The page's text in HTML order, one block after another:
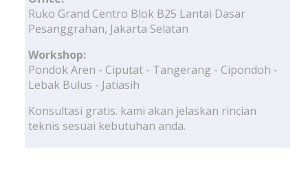
Ruko Grand Centro Blok B25 Lantai Dasar
Pesanggrahan, Jakarta Selatan
Workshop:
Pondok Aren - Ciputat - Tangerang - Cipondoh -
Lebak Bulus - Jatiasih
Konsultasi gratis. kami akan jelaskan rincian
teknis sesuai kebutuhan anda.